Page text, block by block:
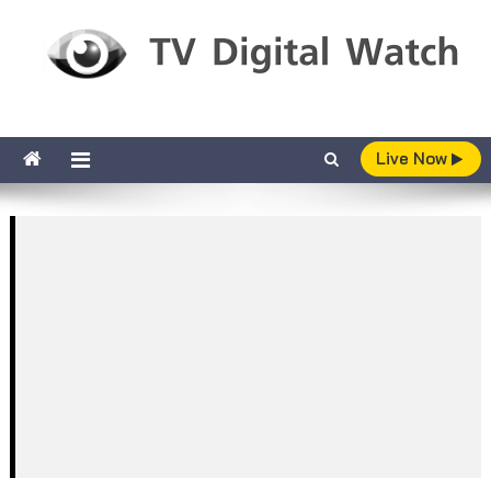
Live Now